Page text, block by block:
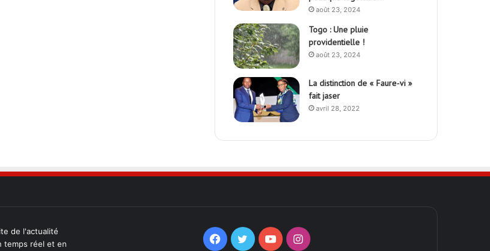
août 23, 2024
Togo : Une pluie
providentielle !
août 23, 2024
La distinction de « Faure-vi »
fait jaser
avril 28, 2022
de l'actualité
temps réel et en
Facebook
TwitterYouTubeInstagram